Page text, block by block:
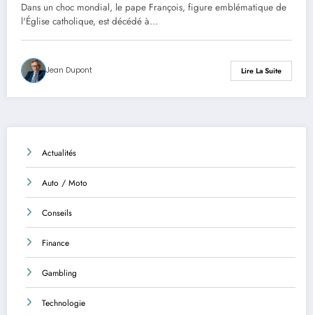
Dans un choc mondial, le pape François, figure emblématique de
l'Église catholique, est décédé à…
Jean Dupont Lire La Suite
Actualités
Auto / Moto
Conseils
Finance
Gambling
Technologie